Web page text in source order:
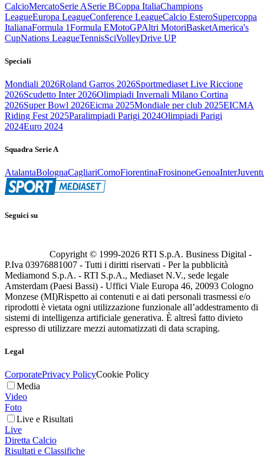
CalcioMercatoSerie ASerie BCoppa ItaliaChampions
LeagueEuropa LeagueConference LeagueCalcio EsteroSupercoppa
ItalianaFormula 1Formula EMotoGPAltri MotoriBasketAmerica's
CupNations LeagueTennisSciVolleyDrive UP
Speciali
Mondiali 2026Roland Garros 2026Sportmediaset Live Riccione
2026Scudetto Inter 2026Olimpiadi Invernali Milano Cortina
2026Super Bowl 2026Eicma 2025Mondiale per club 2025EICMA
Riding Fest 2025Paralimpiadi Parigi 2024Olimpiadi Parigi
2024Euro 2024
Squadra Serie A
AtalantaBolognaCagliariComoFiorentinaFrosinoneGenoaInter
Seguici su
Copyright © 1999-2026 RTI S.p.A. Business Digital -
P.Iva 03976881007 - Tutti i diritti riservati - Per la pubblicità
Mediamond S.p.A. - RTI S.p.A., Mediaset N.V., sede legale
Amsterdam (Paesi Bassi) - Uffici Viale Europa 46, 20093 Cologno
Monzese (MI)Rispetto ai contenuti e ai dati personali trasmessi e/o
riprodotti è vietata ogni utilizzazione funzionale all’addestramento di
sistemi di intelligenza artificiale generativa. È altresì fatto divieto
espresso di utilizzare mezzi automatizzati di data scraping.
Legal
CorporatePrivacy PolicyCookie Policy
Media
Video
Foto
Live e Risultati
Live
Diretta Calcio
Risultati e Classifiche